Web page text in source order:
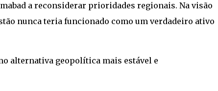
a reconsiderar prioridades regionais. Na visão
nunca teria funcionado como um verdadeiro ativo
alternativa geopolítica mais estável e